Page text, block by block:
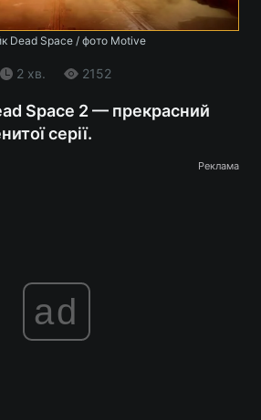
Dead Space / фото Motive
2 хв. 2152
Space 2 — прекрасний
серії.
Реклама
ad